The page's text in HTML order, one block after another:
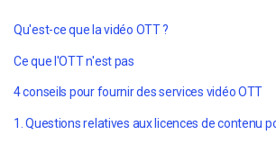
Qu'est-ce que la vidéo OTT ?
Ce que l'OTT n'est pas
4 conseils pour fournir des services vidéo OTT
1. Questions relatives aux licences de contenu